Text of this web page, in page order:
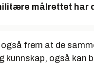
målrettet har
også frem at de
kunnskap, også kan